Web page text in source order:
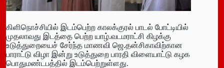
கிளிநொச்சியில் இடம்பெற்ற காலக்குரல் பாடல் போட்டியில்
முதலாவது இடத்தை பெற்ற யாழ்.வடமராட்சி கிழக்கு
உடுத்துறையைச் சேர்ந்த மாணவி ஜெ.தன்சிகாவிற்கான
பாராட்டு விழா இன்று உடுத்துறை பாரதி விளையாட்டு கழக
பொதுமண்டபத்தில் இடம்பெற்றுள்ளது.